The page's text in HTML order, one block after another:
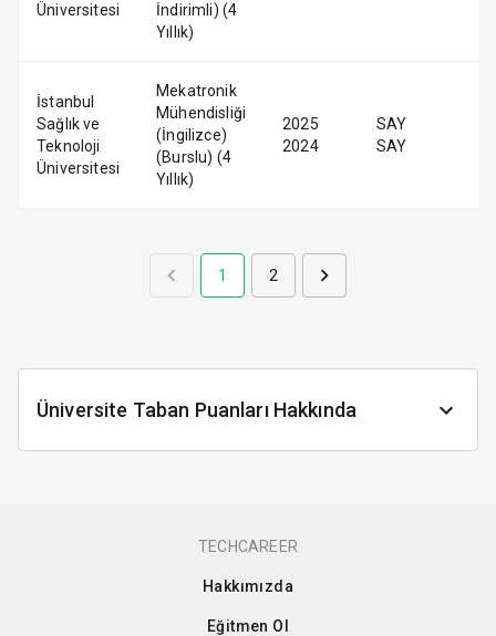
Üniversitesi
İndirimli) (4
Yıllık)
İstanbul
Sağlık ve
Teknoloji
Üniversitesi
Mekatronik
Mühendisliği
(İngilizce)
(Burslu) (4
Yıllık)
2025
2024
SAY
SAY
1 2
Üniversite Taban Puanları Hakkında
TECHCAREER
Hakkımızda
Eğitmen Ol